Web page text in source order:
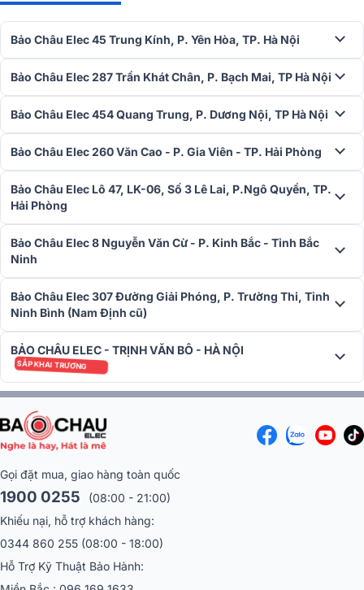
Bảo Châu Elec là đại lý chính thức phân phối các sản phẩm
của Ba Sao
Bảo Châu Elec 45 Trung Kính, P. Yên Hòa, TP. Hà Nội
Bảo Châu Elec 287 Trần Khát Chân, P. Bạch Mai, TP Hà Nội
Bảo Châu Elec 454 Quang Trung, P. Dương Nội, TP Hà Nội
Bảo Châu Elec 260 Văn Cao - P. Gia Viên - TP. Hải Phòng
Bảo Châu Elec Lô 47, LK-06, Số 3 Lê Lai, P.Ngô Quyền, TP.
Hải Phòng
Bảo Châu Elec 8 Nguyễn Văn Cừ - P. Kinh Bắc - Tỉnh Bắc
Ninh
Bảo Châu Elec 307 Đường Giải Phóng, P. Trường Thi, Tỉnh
Ninh Bình (Nam Định cũ)
BẢO CHÂU ELEC - TRỊNH VĂN BÔ - HÀ NỘI
SẮP KHAI TRƯƠNG
Gọi đặt mua, giao hàng toàn quốc
1900 0255
(08:00 - 21:00)
Khiếu nại, hỗ trợ khách hàng:
0344 860 255 (08:00 - 18:00)
Hỗ Trợ Kỹ Thuật Bảo Hành: